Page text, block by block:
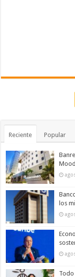
Reciente Popular
los
Todo